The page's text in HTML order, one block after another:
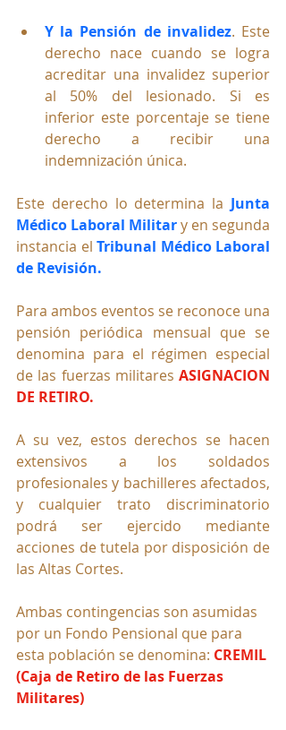
Y la Pensión de invalidez. Este
derecho nace cuando se logra
acreditar una invalidez superior
al 50% del lesionado. Si es
inferior este porcentaje se tiene
derecho a recibir una
indemnización única.
Este derecho lo determina la Junta
Médico Laboral Militar y en segunda
instancia el Tribunal Médico Laboral
de Revisión.
Para ambos eventos se reconoce una
pensión periódica mensual que se
denomina para el régimen especial
de las fuerzas militares ASIGNACION
DE RETIRO.
A su vez, estos derechos se hacen
extensivos a los soldados
profesionales y bachilleres afectados,
y cualquier trato discriminatorio
podrá ser ejercido mediante
acciones de tutela por disposición de
las Altas Cortes.
Ambas contingencias son asumidas
por un Fondo Pensional que para
esta población se denomina: CREMIL
(Caja de Retiro de las Fuerzas
Militares)